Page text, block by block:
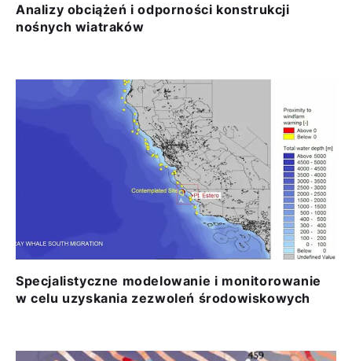
Analizy obciążeń i odporności konstrukcji
nośnych wiatraków
Specjalistyczne modelowanie i monitorowanie
w celu uzyskania zezwoleń środowiskowych